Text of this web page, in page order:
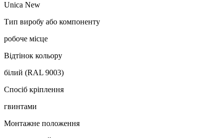
Unica New
Тип виробу або компоненту
робоче місце
Відтінок кольору
білий (RAL 9003)
Спосіб кріплення
гвинтами
Монтажне положення